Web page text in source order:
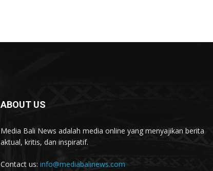
ABOUT US
Media Bali News adalah media online yang menyajikan berita
aktual, kritis, dan inspiratif.
Contact us: info@mediabalinews.com